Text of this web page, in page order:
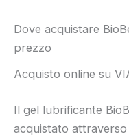
Dove acquistare
prezzo
Acquisto online su
Il gel lubrificante
acquistato attraverso